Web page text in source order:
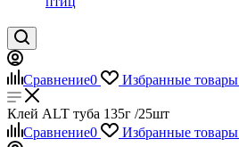
Сравнение0 Избранные товары
Клей ALT туба 135г /25шт
Сравнение0 Избранные товары